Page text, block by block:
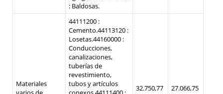
: Baldosas.
Materiales
44111200 :
Cemento.44113120 :
Losetas.44160000 :
Conducciones,
canalizaciones,
tuberías de
revestimiento,
tubos y artículos
32.750,77
27.066,75